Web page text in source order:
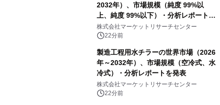
2032年）、市場規模（純度 99%以
上、純度 99%以下）・分析レポートを
発表
株式会社マーケットリサーチセンター
22分前
製造工程用水チラーの世界市場（2026
年～2032年）、市場規模（空冷式、水
冷式）・分析レポートを発表
株式会社マーケットリサーチセンター
22分前